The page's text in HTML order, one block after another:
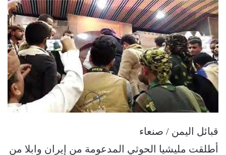
قبائل اليمن / صنعاء
أطلقت مليشيا الحوثي المدعومة من إيران وابلا من